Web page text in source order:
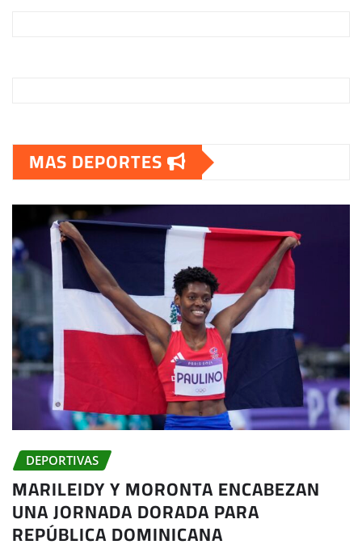
MAS DEPORTES
DEPORTIVAS
MARILEIDY Y MORONTA ENCABEZAN
UNA JORNADA DORADA PARA
REPÚBLICA DOMINICANA